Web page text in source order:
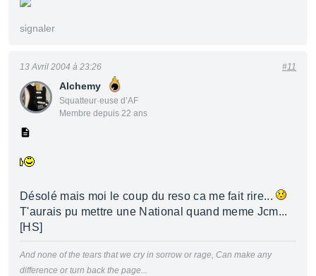
signaler
Alchemy
Squatteur·euse d’AF
Membre depuis 22 ans
13 Avril 2004 à 23:26 #11
Désolé mais moi le coup du reso ca me fait rire...
T'aurais pu mettre une National quand meme Jcm...
[HS]
And none of the tears that we cry in sorrow or rage, Can make any
difference or turn back the page...